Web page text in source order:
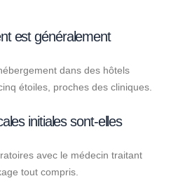
est généralement
dans des hôtels
étoiles, proches des cliniques.
initiales sont-elles
avec le médecin traitant
tout compris.